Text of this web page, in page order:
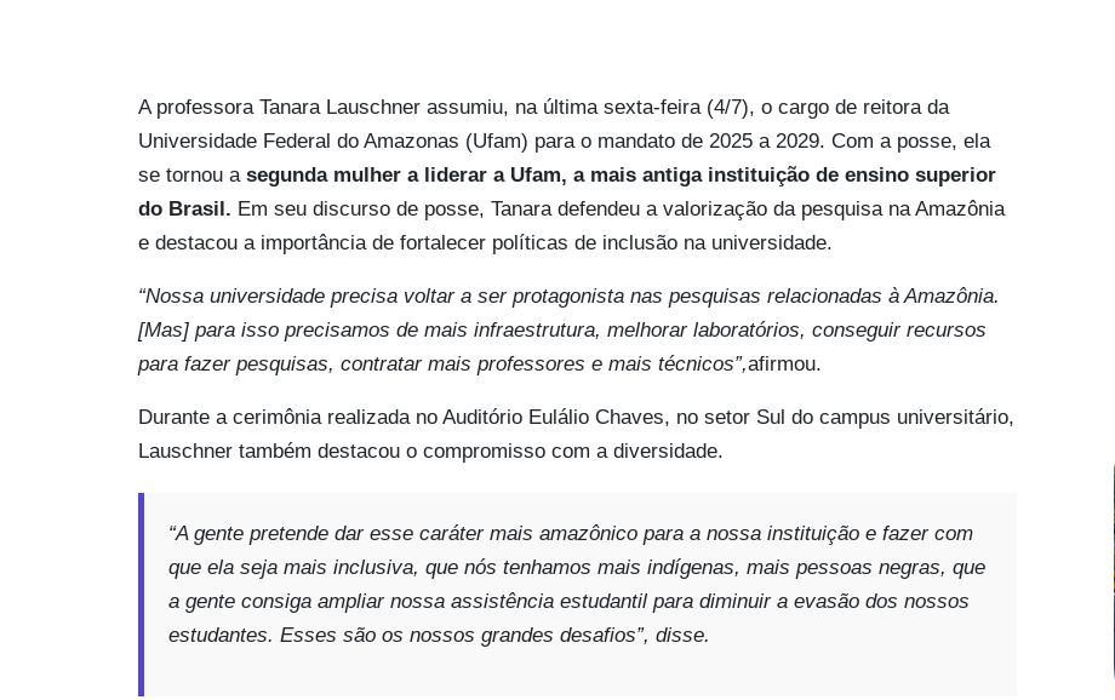
A professora Tanara Lauschner assumiu, na última sexta-feira (4/7), o cargo de reitora da
Universidade Federal do Amazonas (Ufam) para o mandato de 2025 a 2029. Com a posse, ela
se tornou a segunda mulher a liderar a Ufam, a mais antiga instituição de ensino superior
do Brasil. Em seu discurso de posse, Tanara defendeu a valorização da pesquisa na Amazônia
e destacou a importância de fortalecer políticas de inclusão na universidade.
“Nossa universidade precisa voltar a ser protagonista nas pesquisas relacionadas à Amazônia.
[Mas] para isso precisamos de mais infraestrutura, melhorar laboratórios, conseguir recursos
para fazer pesquisas, contratar mais professores e mais técnicos”,afirmou.
Durante a cerimônia realizada no Auditório Eulálio Chaves, no setor Sul do campus universitário,
Lauschner também destacou o compromisso com a diversidade.
“A gente pretende dar esse caráter mais amazônico para a nossa instituição e fazer com
que ela seja mais inclusiva, que nós tenhamos mais indígenas, mais pessoas negras, que
a gente consiga ampliar nossa assistência estudantil para diminuir a evasão dos nossos
estudantes. Esses são os nossos grandes desafios”, disse.